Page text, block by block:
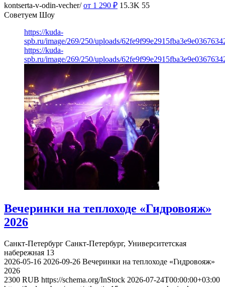
kontserta-v-odin-vecher/ от 1 290 ₽ 15.3K 55
Советуем Шоу
https://kuda-
spb.ru/image/269/250/uploads/
https://kuda-
spb.ru/image/269/250/uploads/
Вечеринки на теплоходе «Гидровояж»
2026
Санкт-Петербург Санкт-Петербург, Университетская
набережная 13
2026-05-16 2026-09-26 Вечеринки на теплоходе «Гидровояж»
2026
2300 RUB https://schema.org/InStock 2026-07-24T00:00:00+03:00